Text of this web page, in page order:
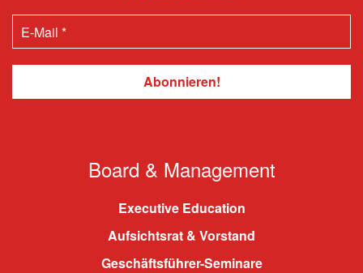
Board & Management
Executive Education
Aufsichtsrat & Vorstand
Geschäftsführer-Seminare